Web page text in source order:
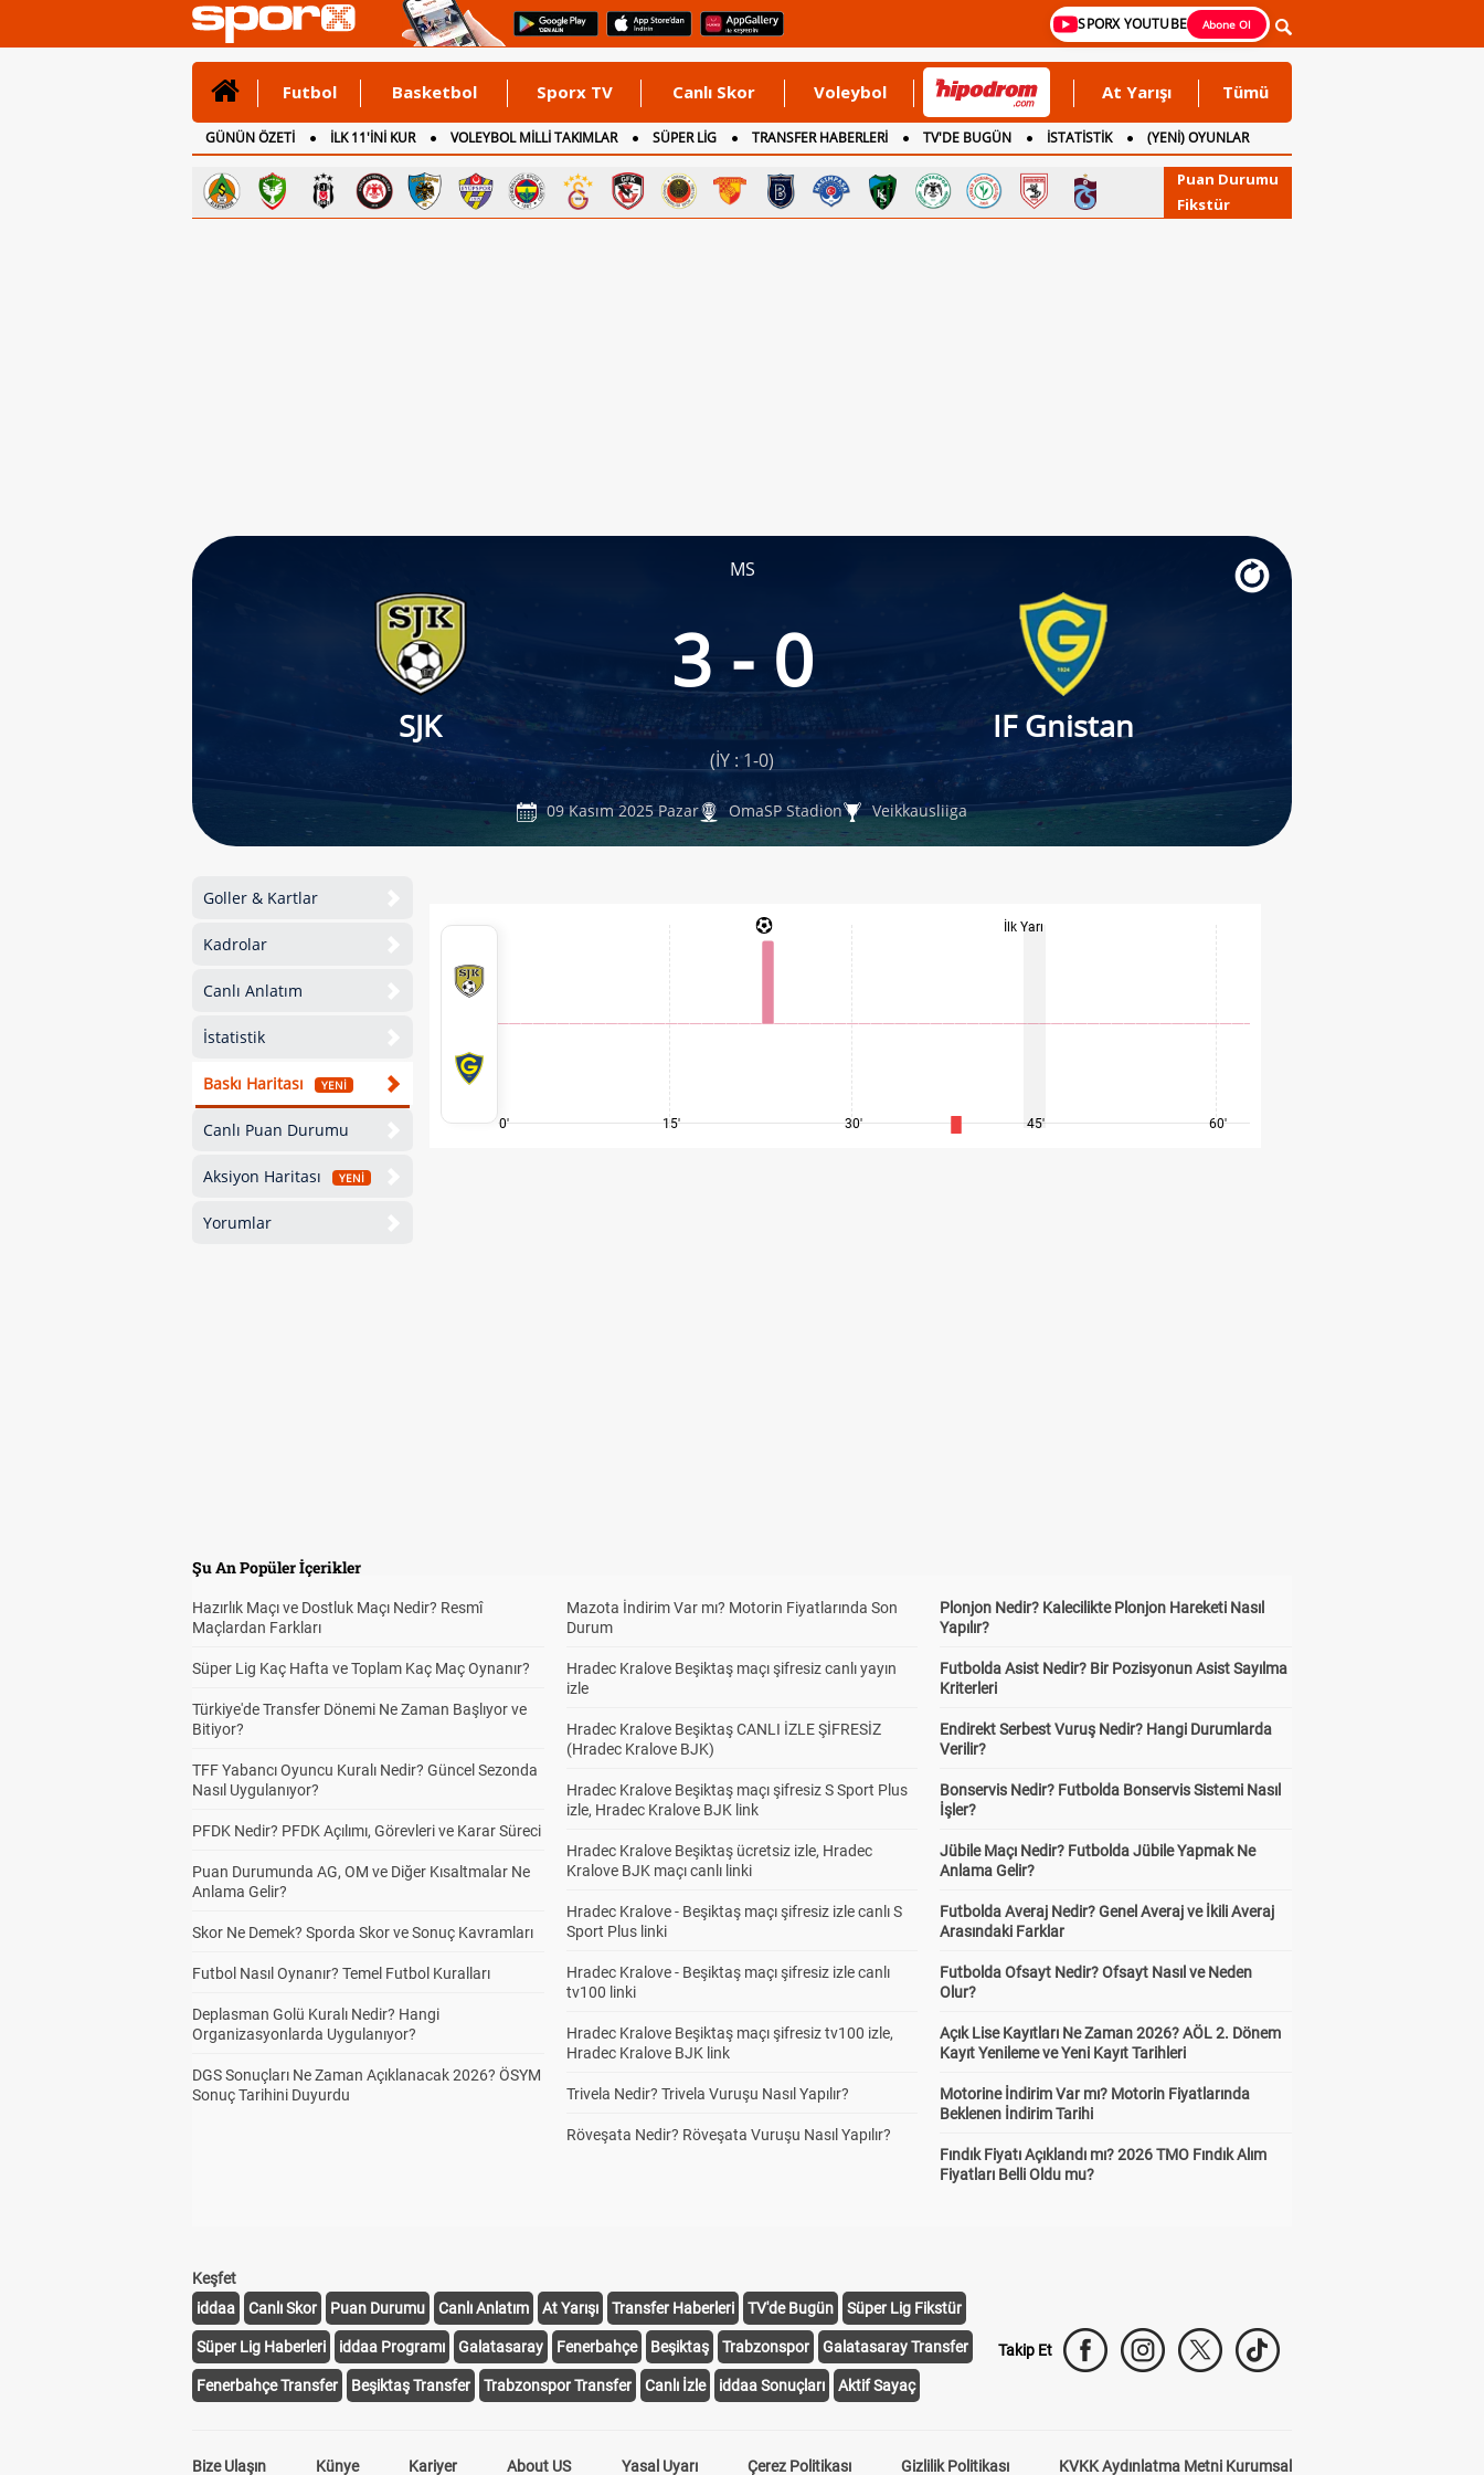
SPORX YOUTUBE Abone Ol
Futbol Basketbol Sporx TV Canlı Skor Voleybol At Yarışı Tümü
GÜNÜN ÖZETİ İLK 11'İNİ KUR VOLEYBOL MİLLİ TAKIMLAR SÜPER LİG TRANSFER HABERLERİ TV'DE BUGÜN İSTATİSTİK
(YENİ) OYUNLAR
CANLI ANLATIM
İNGİLTERE
Puan Durumu
Fikstür
MS
SJK
3 - 0
IF Gnistan
(İY : 1-0)
09 Kasım 2025 Pazar OmaSP Stadion Veikkausliiga
Goller & Kartlar
Kadrolar
Canlı Anlatım
İstatistik
Baskı Haritası YENİ
Canlı Puan Durumu
Aksiyon Haritası YENİ
Yorumlar
0' 15' 30'
İlk Yarı
45' 60'
Şu An Popüler İçerikler
Hazırlık Maçı ve Dostluk Maçı Nedir? Resmî
Maçlardan Farkları
Süper Lig Kaç Hafta ve Toplam Kaç Maç Oynanır?
Türkiye'de Transfer Dönemi Ne Zaman Başlıyor ve
Bitiyor?
TFF Yabancı Oyuncu Kuralı Nedir? Güncel Sezonda
Nasıl Uygulanıyor?
PFDK Nedir? PFDK Açılımı, Görevleri ve Karar Süreci
Puan Durumunda AG, OM ve Diğer Kısaltmalar Ne
Anlama Gelir?
Skor Ne Demek? Sporda Skor ve Sonuç Kavramları
Futbol Nasıl Oynanır? Temel Futbol Kuralları
Deplasman Golü Kuralı Nedir? Hangi
Organizasyonlarda Uygulanıyor?
DGS Sonuçları Ne Zaman Açıklanacak 2026? ÖSYM
Sonuç Tarihini Duyurdu
Mazota İndirim Var mı? Motorin Fiyatlarında Son
Durum
Hradec Kralove Beşiktaş maçı şifresiz canlı yayın
izle
Hradec Kralove Beşiktaş CANLI İZLE ŞİFRESİZ
(Hradec Kralove BJK)
Hradec Kralove Beşiktaş maçı şifresiz S Sport Plus
izle, Hradec Kralove BJK link
Hradec Kralove Beşiktaş ücretsiz izle, Hradec
Kralove BJK maçı canlı linki
Hradec Kralove - Beşiktaş maçı şifresiz izle canlı S
Sport Plus linki
Hradec Kralove - Beşiktaş maçı şifresiz izle canlı
tv100 linki
Hradec Kralove Beşiktaş maçı şifresiz tv100 izle,
Hradec Kralove BJK link
Trivela Nedir? Trivela Vuruşu Nasıl Yapılır?
Röveşata Nedir? Röveşata Vuruşu Nasıl Yapılır?
Plonjon Nedir? Kalecilikte Plonjon Hareketi Nasıl
Yapılır?
Futbolda Asist Nedir? Bir Pozisyonun Asist Sayılma
Kriterleri
Endirekt Serbest Vuruş Nedir? Hangi Durumlarda
Verilir?
Bonservis Nedir? Futbolda Bonservis Sistemi Nasıl
İşler?
Jübile Maçı Nedir? Futbolda Jübile Yapmak Ne
Anlama Gelir?
Futbolda Averaj Nedir? Genel Averaj ve İkili Averaj
Arasındaki Farklar
Futbolda Ofsayt Nedir? Ofsayt Nasıl ve Neden
Olur?
Açık Lise Kayıtları Ne Zaman 2026? AÖL 2. Dönem
Kayıt Yenileme ve Yeni Kayıt Tarihleri
Motorine İndirim Var mı? Motorin Fiyatlarında
Beklenen İndirim Tarihi
Fındık Fiyatı Açıklandı mı? 2026 TMO Fındık Alım
Fiyatları Belli Oldu mu?
Keşfet
iddaa
Canlı Skor Puan Durumu Canlı Anlatım At Yarışı Transfer Haberleri TV'de Bugün Süper Lig Fikstür
Süper Lig Haberleri iddaa Programı Galatasaray Fenerbahçe Beşiktaş Trabzonspor Galatasaray Transfer
Fenerbahçe Transfer Beşiktaş Transfer Trabzonspor Transfer Canlı İzle iddaa Sonuçları Aktif Sayaç
Takip Et
Bize Ulaşın Künye Kariyer About US Yasal Uyarı Çerez Politikası Gizlilik Politikası KVKK Aydınlatma Metni Kurumsal